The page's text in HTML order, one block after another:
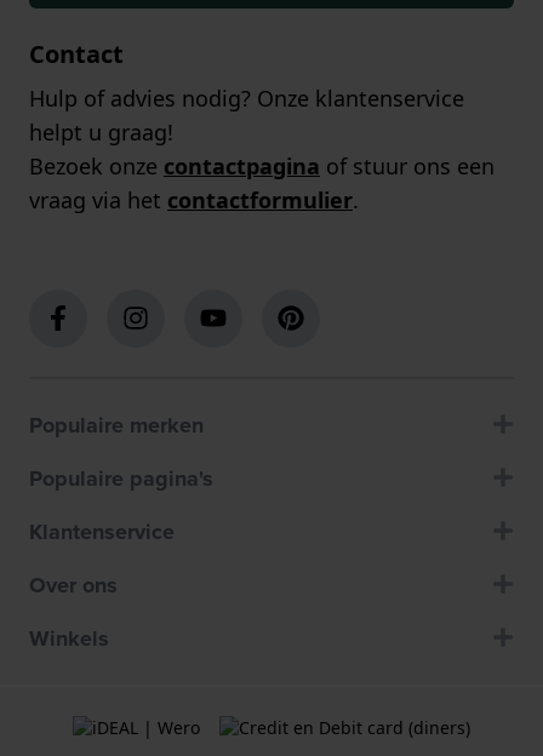
Contact
Hulp of advies nodig? Onze klantenservice
helpt u graag!
Bezoek onze contactpagina of stuur ons een
vraag via het contactformulier.
Populaire merken
Populaire pagina's
Klantenservice
Over ons
Winkels